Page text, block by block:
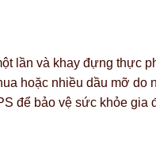
lần và khay đựng thực
hoặc nhiều dầu mỡ do
để bảo vệ sức khỏe gia